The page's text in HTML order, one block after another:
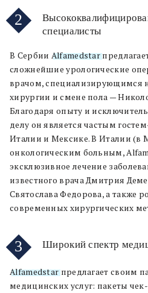
2
специалисты
В Сербии Alfamedstar
сложнейшие урологические
врачом, специализирующимся
хирургии и смене пола —
Благодаря опыту и
делу он является частым
Италии и Мексике. В Италии
онкологическим больным,
эксклюзивное лечение
известного врача Дмитрия
Святослава Федорова, а также
современных хирургических
3 Широкий спектр
Alfamedstarпредлагает своим
медицинских услуг: пакеты